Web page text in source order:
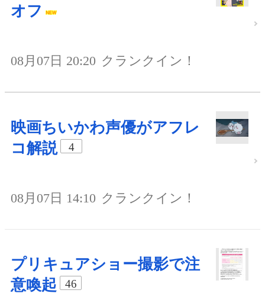
オフ
08月07日 20:20 クランクイン！
映画ちいかわ声優がアフレ
コ解説
4
08月07日 14:10 クランクイン！
プリキュアショー撮影で注
意喚起
46